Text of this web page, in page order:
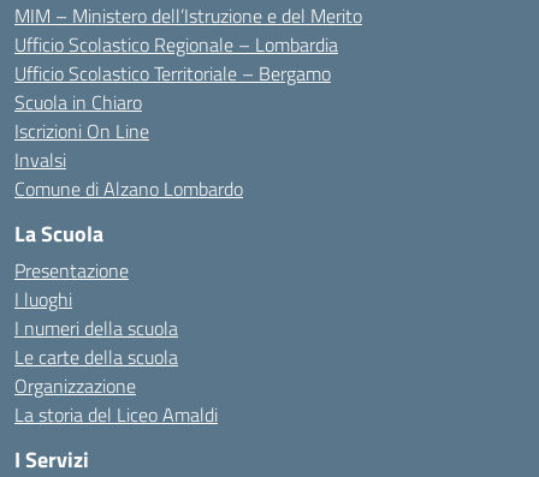
MIM – Ministero dell’Istruzione e del Merito
Ufficio Scolastico Regionale – Lombardia
Ufficio Scolastico Territoriale – Bergamo
Scuola in Chiaro
Iscrizioni On Line
Invalsi
Comune di Alzano Lombardo
La Scuola
Presentazione
I luoghi
I numeri della scuola
Le carte della scuola
Organizzazione
La storia del Liceo Amaldi
I Servizi